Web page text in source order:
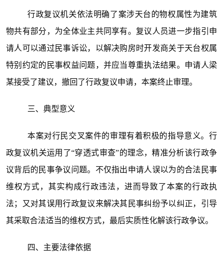
行政复议机关依法明确了案涉天台的物权属性为建筑
物共有部分，为全体业主共同享有。复议人员进一步指引申
请人可以通过民事诉讼，以解决购房时开发商关于天台权属
特别约定的民事权益问题，并应当尊重执法结果。申请人梁
某接受了建议，撤回了行政复议申请，本案终止审理。
三、典型意义
本案对行民交叉案件的审理有着积极的指导意义。行
政复议机关运用了“穿透式审查”的理念，精准分析该行政争
议背后的民事争议问题。不仅指出申请人误以为的合法民事
维权方式，其实构成行政违法，进而导致了本案的行政执
法；又对其误用行政复议来解决其民事纠纷予以纠正，引导
其采取合法适当的维权方式，最后实质性化解该行政争议。
四、主要法律依据